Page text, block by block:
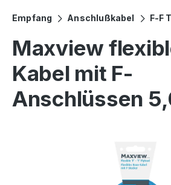
Empfang Anschlußkabel F-F
Maxview
Kabel mit F-
Anschlüssen